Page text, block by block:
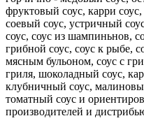
фруктовый соус, карри
соевый соус, устричный
соус, соус из шампиньнов,
грибной соус, соус к рыбе,
мясным бульоном, соус с
гриля, шоколадный соус,
клубничный соус,
томатный соус и
производителей и